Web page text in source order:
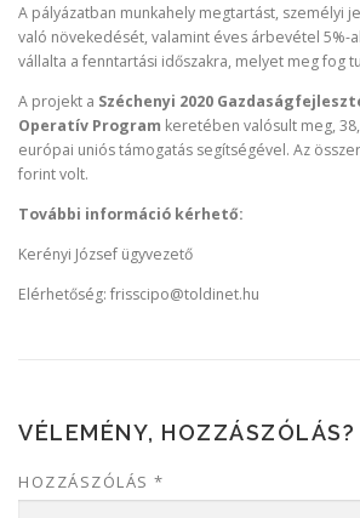
A pályázatban munkahely megtartást, személyi
való növekedését, valamint éves árbevétel 5%-
vállalta a fenntartási időszakra, melyet meg fog
A projekt a Széchenyi 2020
Operatív Program keretében valósult meg,
európai uniós támogatás segítségével. Az
forint volt.
További információ kérhető:
Kerényi József ügyvezető
Elérhetőség: frisscipo@toldinet.hu
VÉLEMÉNY, HOZZÁSZÓLÁS?
HOZZÁSZÓLÁS *